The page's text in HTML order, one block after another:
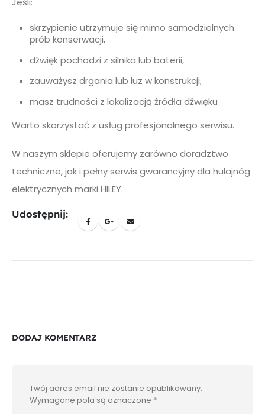
skrzypienie utrzymuje się mimo samodzielnych
prób konserwacji,
dźwięk pochodzi z silnika lub baterii,
zauważysz drgania lub luz w konstrukcji,
masz trudności z lokalizacją źródła dźwięku
Warto skorzystać z usług profesjonalnego serwisu.
W naszym sklepie oferujemy zarówno doradztwo
techniczne, jak i pełny serwis gwarancyjny dla hulajnóg
elektrycznych marki HILEY.
Udostępnij:
DODAJ KOMENTARZ
Twój adres email nie zostanie opublikowany.
Wymagane pola są oznaczone *